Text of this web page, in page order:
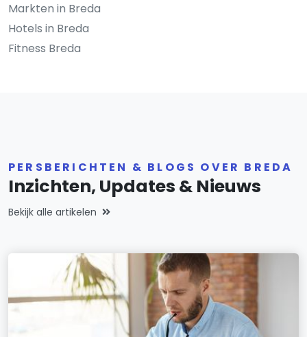
Markten in Breda
Hotels in Breda
Fitness Breda
PERSBERICHTEN & BLOGS OVER BREDA
Inzichten, Updates & Nieuws
Bekijk alle artikelen